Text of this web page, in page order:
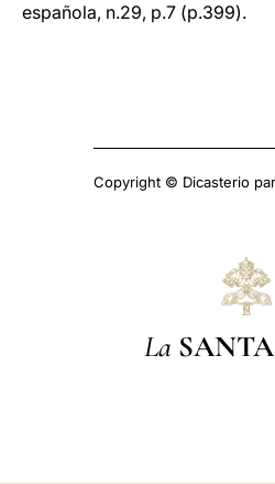
española, n.29, p.7 (p.399).
Copyright © Dicasterio
La